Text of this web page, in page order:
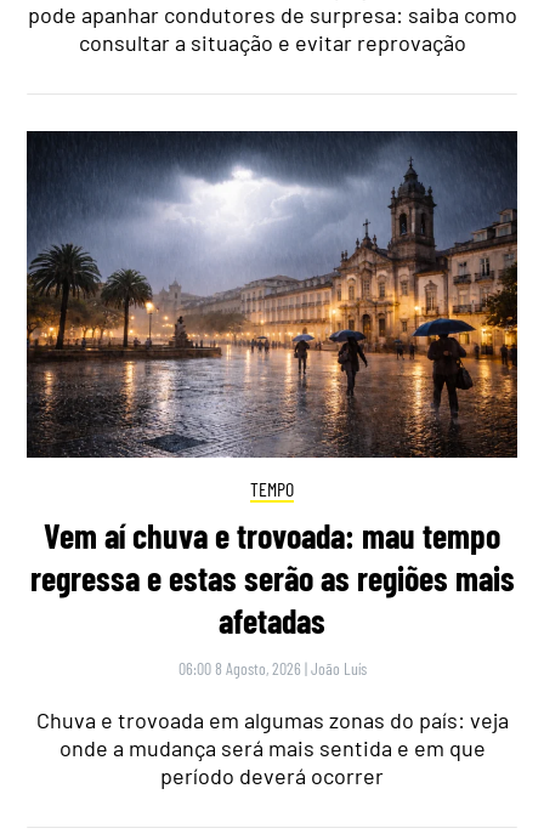
pode apanhar condutores de surpresa: saiba como
consultar a situação e evitar reprovação
TEMPO
Vem aí chuva e trovoada: mau tempo
regressa e estas serão as regiões mais
afetadas
06:00 8 Agosto, 2026 |João Luís
Chuva e trovoada em algumas zonas do país: veja
onde a mudança será mais sentida e em que
período deverá ocorrer